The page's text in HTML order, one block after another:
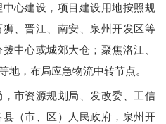
心建设，项目建设用地按照规
、晋江、南安、泉州开发区等
中心或城郊大仓；聚焦洛江、
地，布局应急物流中转节点。
市资源规划局、发改委、工信
（市、区）人民政府，泉州开